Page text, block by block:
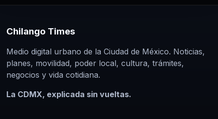
Chilango Times
Medio digital urbano de la Ciudad de México. Noticias,
planes, movilidad, poder local, cultura, trámites,
negocios y vida cotidiana.
La CDMX, explicada sin vueltas.